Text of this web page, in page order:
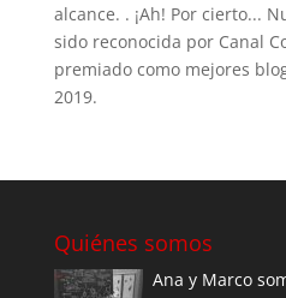
alcance. . ¡Ah! Por cierto...
sido reconocida por Canal
premiado como mejores
2019.
Quiénes somos
Ana y Marco